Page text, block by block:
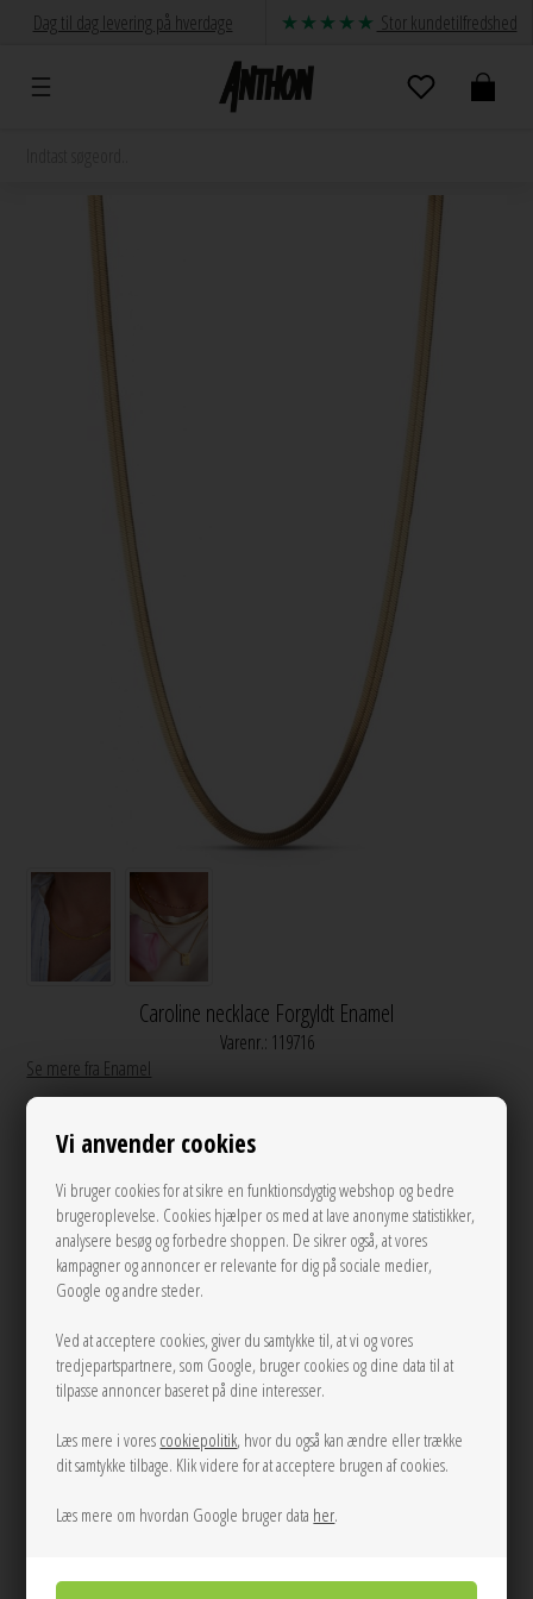
Vi anvender cookies
Vi bruger cookies for at sikre en funktionsdygtig webshop og bedre
brugeroplevelse. Cookies hjælper os med at lave anonyme statistikker,
analysere besøg og forbedre shoppen. De sikrer også, at vores
kampagner og annoncer er relevante for dig på sociale medier,
Google og andre steder.
Ved at acceptere cookies, giver du samtykke til, at vi og vores
tredjepartspartnere, som Google, bruger cookies og dine data til at
tilpasse annoncer baseret på dine interesser.
Læs mere i vores cookiepolitik, hvor du også kan ændre eller trække
dit samtykke tilbage. Klik videre for at acceptere brugen af cookies.
Læs mere om hvordan Google bruger data her.
Dag til dag levering på hverdage Stor kundetilfredshed
Caroline necklace Forgyldt Enamel
Varenr.: 119716
Se mere fra Enamel
650,00 DKK
Andre varianter
LÆG I KURVEN